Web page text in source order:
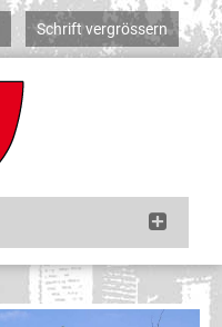
Schrift vergrössern